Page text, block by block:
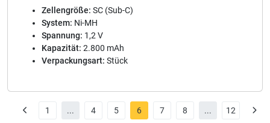
Zellengröße: SC (Sub-C)
System: Ni-MH
Spannung: 1,2 V
Kapazität: 2.800 mAh
Verpackungsart: Stück
1 ... 4 5 6 7 8 ... 12